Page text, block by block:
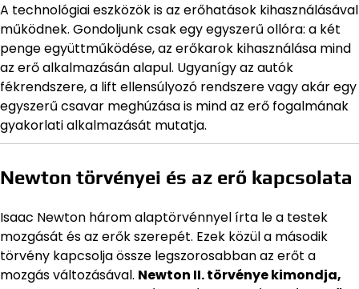
A technológiai eszközök is az erőhatások kihasználásával
működnek. Gondoljunk csak egy egyszerű ollóra: a két
penge együttműködése, az erőkarok kihasználása mind
az erő alkalmazásán alapul. Ugyanígy az autók
fékrendszere, a lift ellensúlyozó rendszere vagy akár egy
egyszerű csavar meghúzása is mind az erő fogalmának
gyakorlati alkalmazását mutatja.
Newton törvényei és az erő kapcsolata
Isaac Newton három alaptörvénnyel írta le a testek
mozgását és az erők szerepét. Ezek közül a második
törvény kapcsolja össze legszorosabban az erőt a
mozgás változásával. Newton II. törvénye kimondja,